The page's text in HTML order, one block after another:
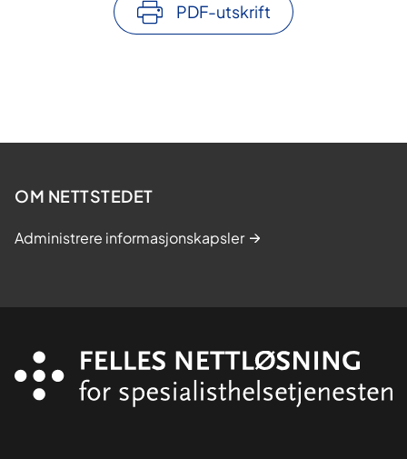
PDF-utskrift
OM NETTSTEDET
Administrere informasjonskapsler